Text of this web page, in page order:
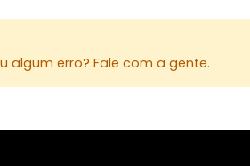
erro? Fale com a gente.